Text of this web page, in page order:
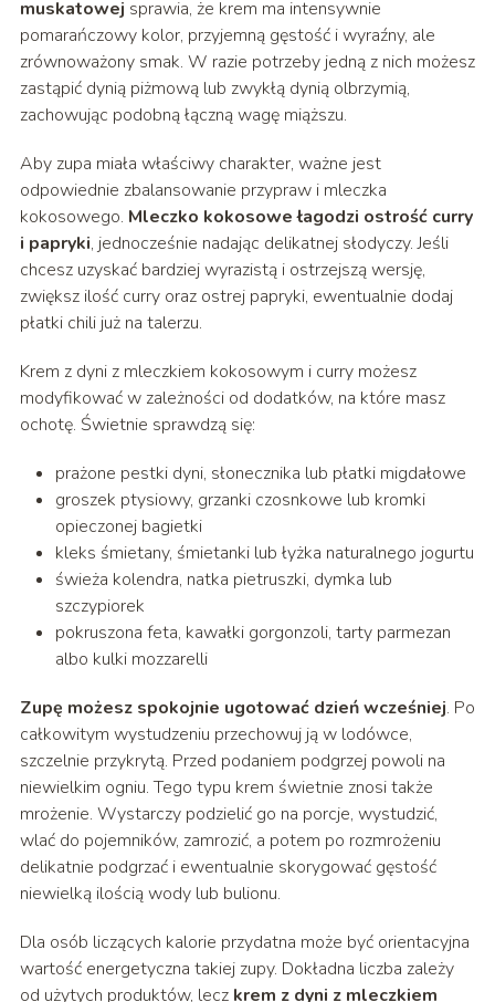
muskatowej sprawia, że krem ma intensywnie
pomarańczowy kolor, przyjemną gęstość i wyraźny, ale
zrównoważony smak. W razie potrzeby jedną z nich możesz
zastąpić dynią piżmową lub zwykłą dynią olbrzymią,
zachowując podobną łączną wagę miąższu.
Aby zupa miała właściwy charakter, ważne jest
odpowiednie zbalansowanie przypraw i mleczka
kokosowego. Mleczko kokosowe łagodzi ostrość curry
i papryki, jednocześnie nadając delikatnej słodyczy. Jeśli
chcesz uzyskać bardziej wyrazistą i ostrzejszą wersję,
zwiększ ilość curry oraz ostrej papryki, ewentualnie dodaj
płatki chili już na talerzu.
Krem z dyni z mleczkiem kokosowym i curry możesz
modyfikować w zależności od dodatków, na które masz
ochotę. Świetnie sprawdzą się:
prażone pestki dyni, słonecznika lub płatki migdałowe
groszek ptysiowy, grzanki czosnkowe lub kromki
opieczonej bagietki
kleks śmietany, śmietanki lub łyżka naturalnego jogurtu
świeża kolendra, natka pietruszki, dymka lub
szczypiorek
pokruszona feta, kawałki gorgonzoli, tarty parmezan
albo kulki mozzarelli
Zupę możesz spokojnie ugotować dzień wcześniej. Po
całkowitym wystudzeniu przechowuj ją w lodówce,
szczelnie przykrytą. Przed podaniem podgrzej powoli na
niewielkim ogniu. Tego typu krem świetnie znosi także
mrożenie. Wystarczy podzielić go na porcje, wystudzić,
wlać do pojemników, zamrozić, a potem po rozmrożeniu
delikatnie podgrzać i ewentualnie skorygować gęstość
niewielką ilością wody lub bulionu.
Dla osób liczących kalorie przydatna może być orientacyjna
wartość energetyczna takiej zupy. Dokładna liczba zależy
od użytych produktów, lecz krem z dyni z mleczkiem